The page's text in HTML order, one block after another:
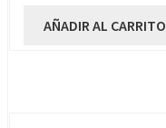
AÑADIR AL CARRITO